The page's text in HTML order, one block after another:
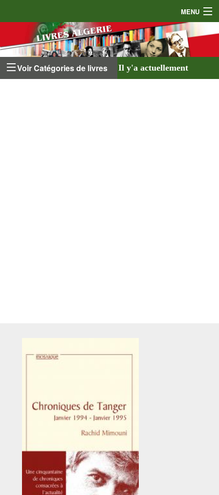
MENU
Accueil
Auteurs
Voir Catégories de livres Il y'a actuellement